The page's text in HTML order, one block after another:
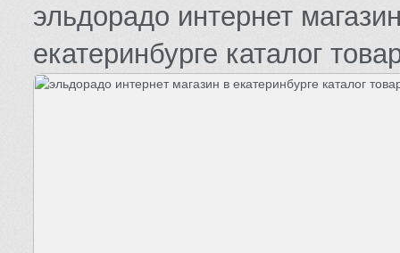
эльдорадо интернет
екатеринбурге каталог